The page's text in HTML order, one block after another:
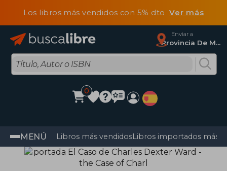
Los libros más vendidos con 5% dtoVer más
Enviar a
Provincia De Madrid
0
MENÚ Libros más vendidosLibros importados más